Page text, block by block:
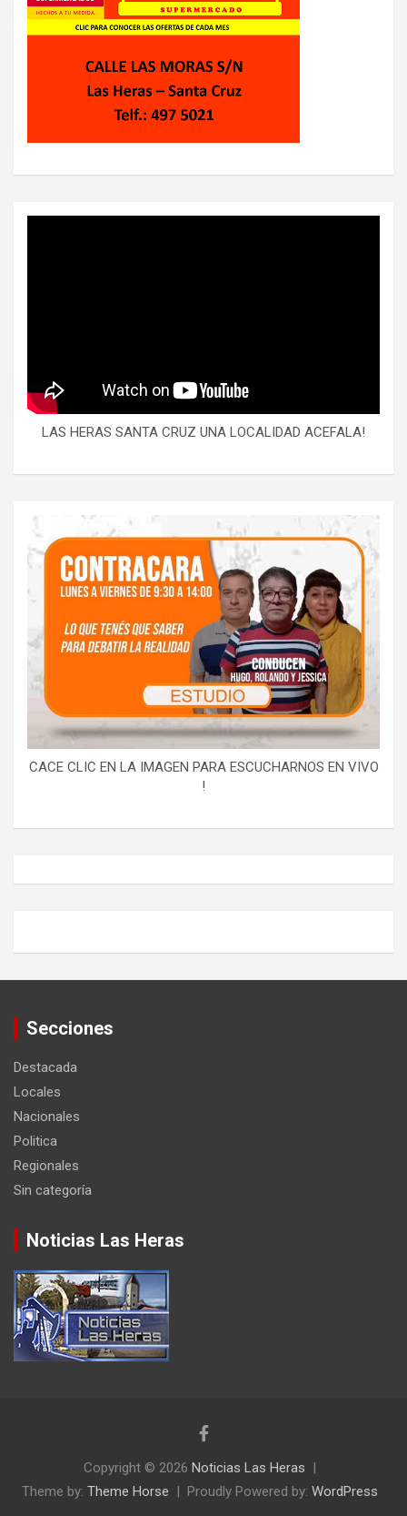
LAS HERAS SANTA CRUZ UNA LOCALIDAD ACEFALA!
CACE CLIC EN LA IMAGEN PARA ESCUCHARNOS EN VIVO
!
Secciones
Destacada
Locales
Nacionales
Politica
Regionales
Sin categoría
Noticias Las Heras
Copyright © 2026 Noticias Las Heras
Theme by: Theme Horse Proudly Powered by: WordPress